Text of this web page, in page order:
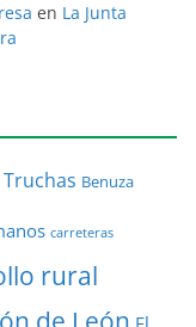
en La Junta
Benuza
carreteras
rural